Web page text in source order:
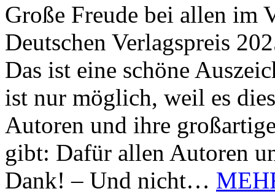
Große Freude bei allen im
Deutschen Verlagspreis
Das ist eine schöne
ist nur möglich, weil es
Autoren und ihre
gibt: Dafür allen Autoren
Dank! – Und nicht…